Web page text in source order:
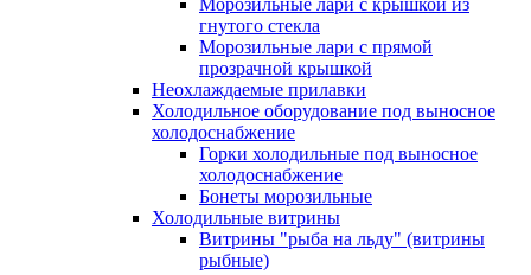
Морозильные лари с крышкой из
гнутого стекла
Морозильные лари с прямой
прозрачной крышкой
Неохлаждаемые прилавки
Холодильное оборудование под выносное
холодоснабжение
Горки холодильные под выносное
холодоснабжение
Бонеты морозильные
Холодильные витрины
Витрины "рыба на льду" (витрины
рыбные)